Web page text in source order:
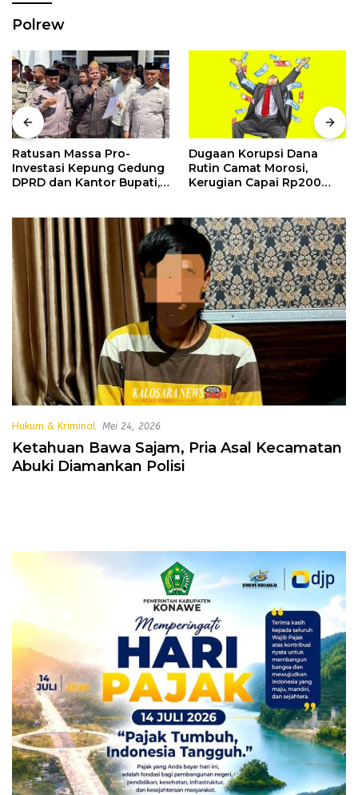
Polrew
Ratusan Massa Pro-
Investasi Kepung Gedung
DPRD dan Kantor Bupati,
Smelter, Ikuti Regulasi
Pusat
Dugaan Korupsi Dana
Rutin Camat Morosi,
Kerugian Capai Rp200
Hukum & Kriminal Mei 24, 2026
Ketahuan Bawa Sajam, Pria Asal Kecamatan
Abuki Diamankan Polisi